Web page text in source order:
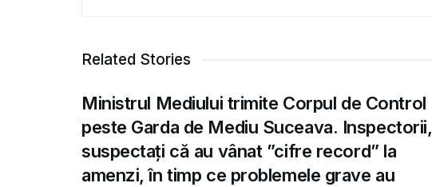
Related Stories
Ministrul Mediului trimite Corpul de Control
peste Garda de Mediu Suceava. Inspectorii,
suspectați că au vânat ”cifre record” la
amenzi, în timp ce problemele grave au